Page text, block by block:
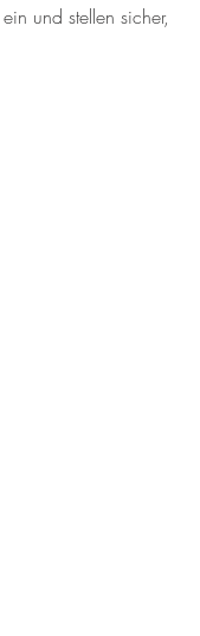
und stellen sicher,